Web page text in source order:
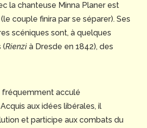
la chanteuse Minna Planer est
couple finira par se séparer). Ses
scéniques sont, à quelques
(Rienzi à Dresde en 1842), des
fréquemment acculé
aux idées libérales, il
et participe aux combats du